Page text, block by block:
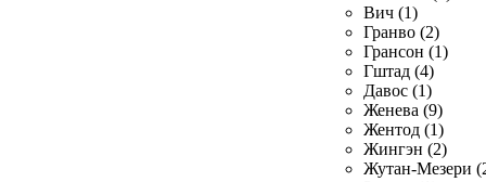
Вич (1)
Гранво (2)
Грансон (1)
Гштад (4)
Давос (1)
Женева (9)
Жентод (1)
Жингэн (2)
Жутан-Мезери